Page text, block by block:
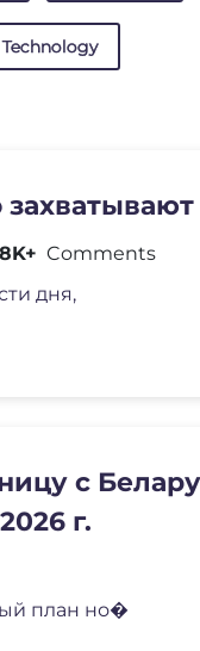
Comments
дня,
с
г.
план но�